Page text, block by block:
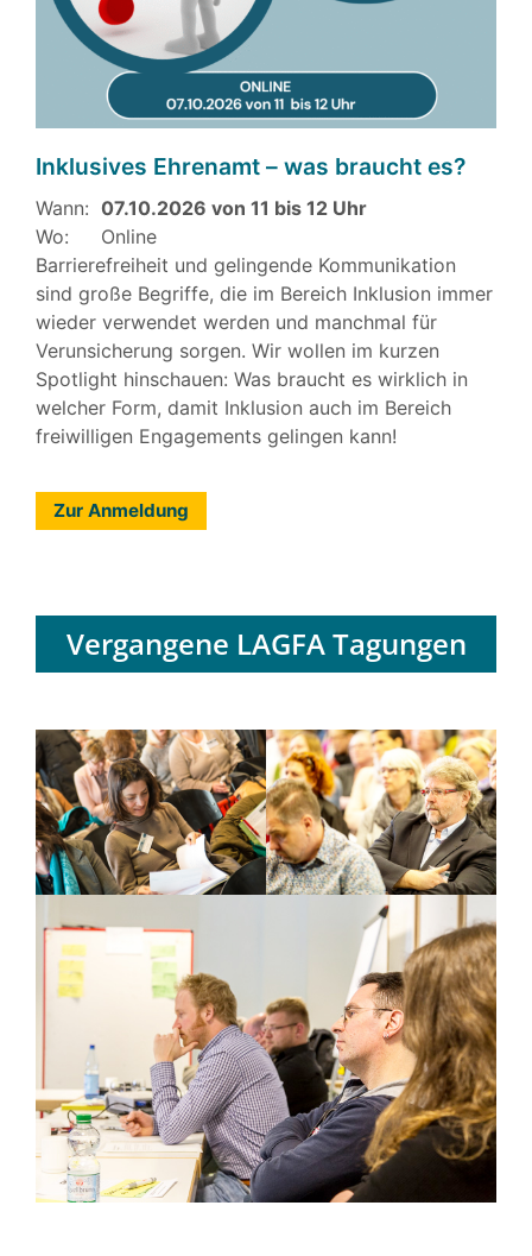
Inklusives Ehrenamt – was braucht es?
Wann: 07.10.2026 von 11 bis 12 Uhr
Wo:
Online
Barrierefreiheit und gelingende Kommunikation
sind große Begriffe, die im Bereich Inklusion immer
wieder verwendet werden und manchmal für
Verunsicherung sorgen. Wir wollen im kurzen
Spotlight hinschauen: Was braucht es wirklich in
welcher Form, damit Inklusion auch im Bereich
freiwilligen Engagements gelingen kann!
Zur Anmeldung
Vergangene LAGFA Tagungen